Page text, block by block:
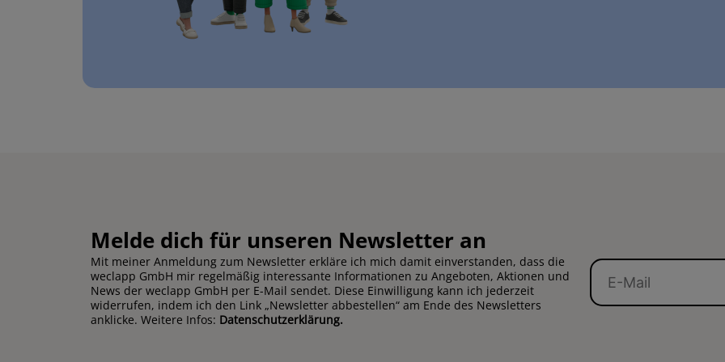
Melde dich für unseren Newsletter an
Mit meiner Anmeldung zum Newsletter erkläre ich mich damit einverstanden, dass die
weclapp GmbH mir regelmäßig interessante Informationen zu Angeboten, Aktionen und
News der weclapp GmbH per E-Mail sendet. Diese Einwilligung kann ich jederzeit
widerrufen, indem ich den Link „Newsletter abbestellen“ am Ende des Newsletters
anklicke. Weitere Infos: Datenschutzerklärung.
E-
Mail